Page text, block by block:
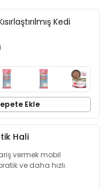
Kedi
Ekle
Hali
vermek mobil
ve daha hızlı.